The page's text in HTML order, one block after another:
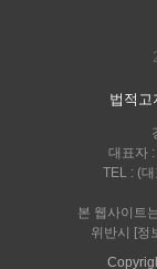
법적고
대표자
TEL : (
본 웹사이트
위반시 [정